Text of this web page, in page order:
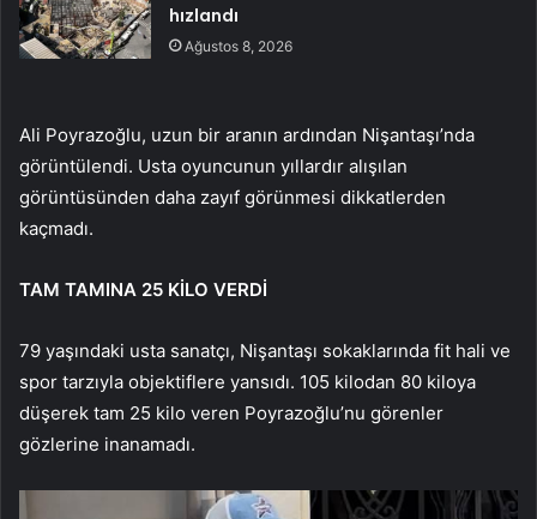
hızlandı
Ağustos 8, 2026
Ali Poyrazoğlu, uzun bir aranın ardından Nişantaşı’nda
görüntülendi. Usta oyuncunun yıllardır alışılan
görüntüsünden daha zayıf görünmesi dikkatlerden
kaçmadı.
TAM TAMINA 25 KİLO VERDİ
79 yaşındaki usta sanatçı, Nişantaşı sokaklarında fit hali ve
spor tarzıyla objektiflere yansıdı. 105 kilodan 80 kiloya
düşerek tam 25 kilo veren Poyrazoğlu’nu görenler
gözlerine inanamadı.